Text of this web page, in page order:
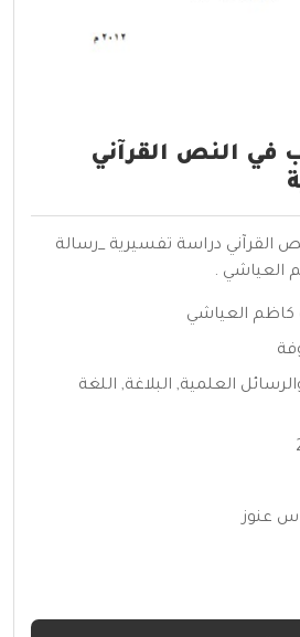
في النص القرآني
القرآني دراسة تفسيرية _رسالة
العياشي .
كاظم العياشي
العلمية, البلاغة, اللغة
عنوز